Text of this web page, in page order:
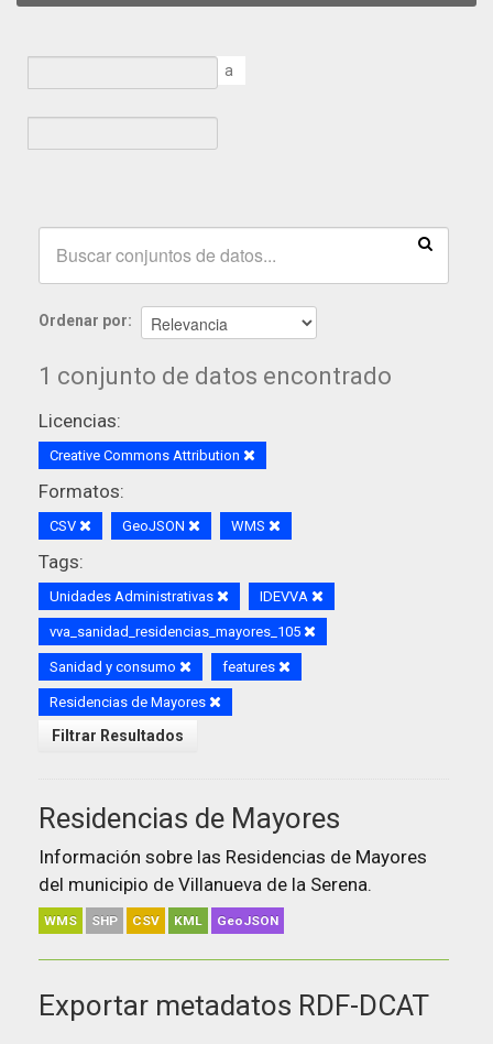
a
Ordenar por
1 conjunto de datos encontrado
Licencias:
Creative Commons Attribution
Formatos:
CSV GeoJSON WMS
Tags:
Unidades Administrativas IDEVVA
vva_sanidad_residencias_mayores_105
Sanidad y consumo features
Residencias de Mayores
Filtrar Resultados
Residencias de Mayores
Información sobre las Residencias de Mayores
del municipio de Villanueva de la Serena.
WMS SHP CSV KML GeoJSON
Exportar metadatos RDF-DCAT